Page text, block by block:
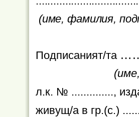
(име, фамилия,
Подписаният/та
л.к. № ..............,
живущ/а в гр.(с.)